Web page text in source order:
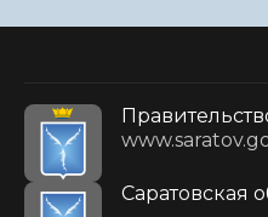
Саратовская